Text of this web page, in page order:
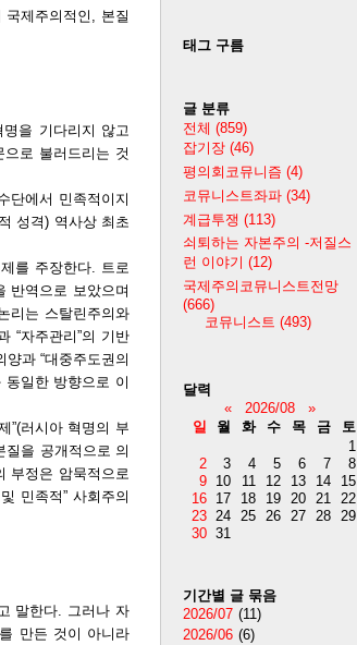
제주의적인, 본질
명을 기다리지 않고
로 불러드리는 것
단에서 민족적이지
성격) 역사상 최초
를 주장한다. 트로
반역으로 보았으며
리는 스탈린주의와
“자주관리”의 기반
양과 “대중주도권의
동일한 방향으로 이
”(러시아 혁명의 부
을 공개적으로 의
부정은 암묵적으로
민족적” 사회주의
말한다. 그러나 자
만든 것이 아니라
태그 구름
글 분류
전체 (859)
잡기장 (46)
평의회코뮤니즘 (4)
코뮤니스트좌파 (34)
계급투쟁 (113)
쇠퇴하는 자본주의 -저질스
런 이야기 (12)
국제주의코뮤니스트전망
(666)
코뮤니스트 (493)
달력
«
2026/08
»
일
월 화 수 목 금
토
1
2
3 4 5 6 7
8
9 10 11 12 13 14
15
16 17 18 19 20 21 22
23 24 25 26 27 28 29
30 31
기간별 글 묶음
2026/07 (11)
2026/06 (6)